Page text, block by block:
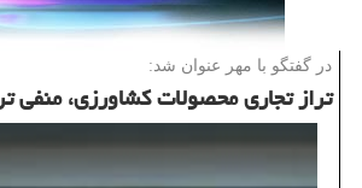
در گفتگو با مهر عنوان شد:
تراز تجاری محصولات كشاورزی،